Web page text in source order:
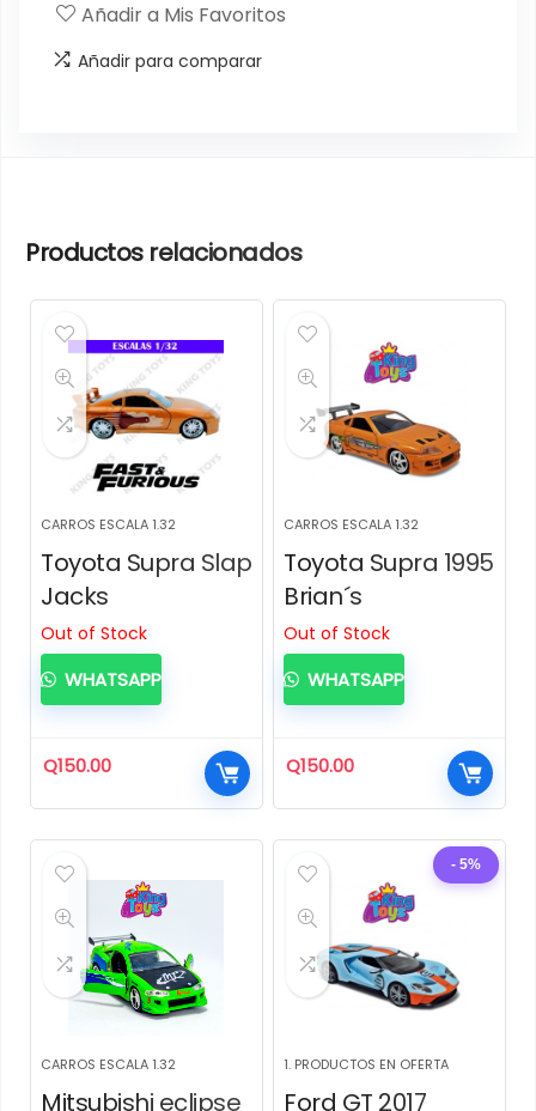
Añadir a Mis Favoritos
Añadir para comparar
Productos relacionados
CARROS ESCALA 1.32
Toyota Supra Slap
Jacks
Out of Stock
Q150.00
WHATSAPP
CARROS ESCALA 1.32
Toyota Supra 1995
Brian´s
Out of Stock
Q150.00
WHATSAPP
CARROS ESCALA 1.32
Mitsubishi eclipse
- 5%
1. PRODUCTOS EN OFERTA
Ford GT 2017